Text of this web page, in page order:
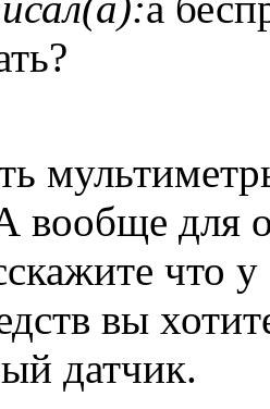
вообще для
что у
вы
датчик.